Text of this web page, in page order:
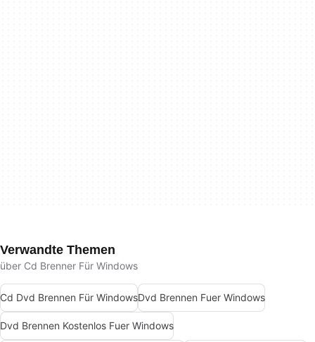
Verwandte Themen
über Cd Brenner Für Windows
Cd Dvd Brennen Für WindowsDvd Brennen Fuer Windows
Dvd Brennen Kostenlos Fuer Windows